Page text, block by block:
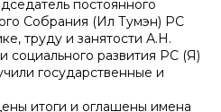
постоянного
Собрания (Ил Тумэн) РС
труду и занятости А.Н.
социального развития РС (Я)
государственные и
итоги и оглашены имена